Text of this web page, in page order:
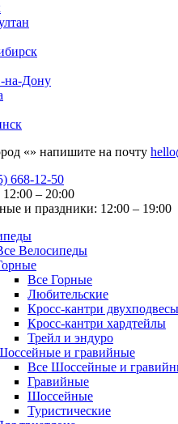
на-Дону
«» напишите на почту
668-12-50
– 20:00
и праздники: 12:00 – 19:00
Велосипеды
Все Горные
Любительские
Кросс-кантри двухподвесы
Кросс-кантри хардтейлы
Трейл и эндуро
и гравийные
Все Шоссейные и
Гравийные
Шоссейные
Туристические